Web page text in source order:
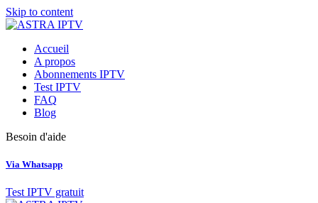
Skip to content
Accueil
A propos
Abonnements IPTV
Test IPTV
FAQ
Blog
Besoin d'aide
Via Whatsapp
Test IPTV gratuit